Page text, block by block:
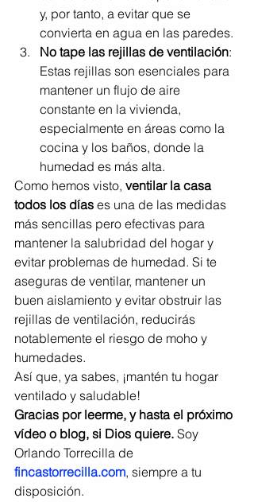
y, por tanto, a evitar que se
convierta en agua en las paredes.
No tape las rejillas de ventilación:
Estas rejillas son esenciales para
mantener un flujo de aire
constante en la vivienda,
especialmente en áreas como la
cocina y los baños, donde la
humedad es más alta.
Como hemos visto, ventilar la casa
todos los días es una de las medidas
más sencillas pero efectivas para
mantener la salubridad del hogar y
evitar problemas de humedad. Si te
aseguras de ventilar, mantener un
buen aislamiento y evitar obstruir las
rejillas de ventilación, reducirás
notablemente el riesgo de moho y
humedades.
Así que, ya sabes, ¡mantén tu hogar
ventilado y saludable!
Gracias por leerme, y hasta el próximo
vídeo o blog, si Dios quiere. Soy
Orlando Torrecilla de
fincastorrecilla.com, siempre a tu
disposición.